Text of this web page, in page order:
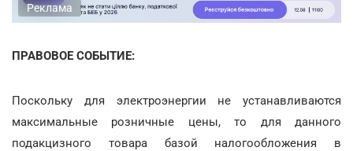
Реклама
ПРАВОВОЕ СОБЫТИЕ:
Поскольку для электроэнергии не устанавливаются
максимальные розничные цены, то для данного
подакцизного товара базой налогообложения в